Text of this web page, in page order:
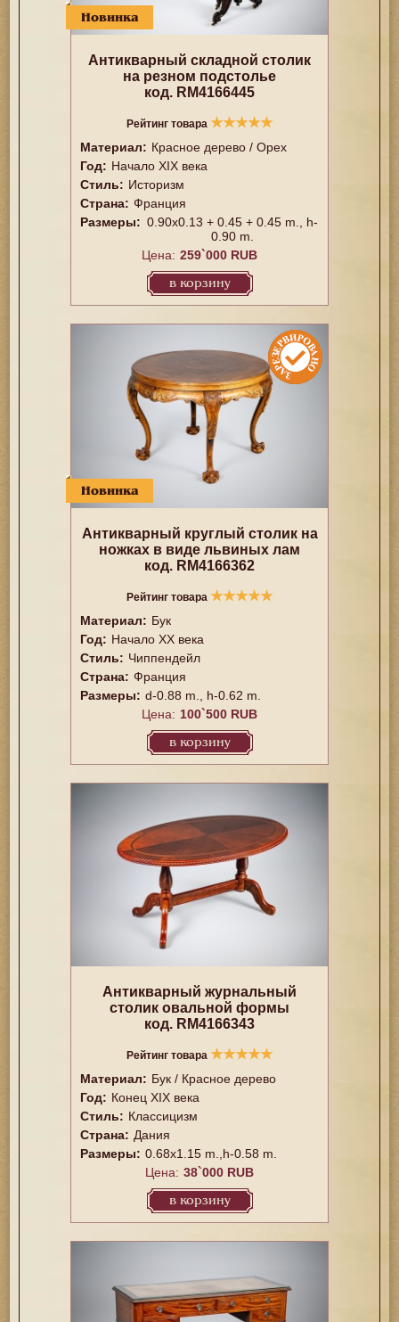
Новинка
Антикварный складной столик
на резном подстолье
код. RM4166445
Рейтинг товара ★★★★★
Материал: Красное дерево / Орех
Год: Начало XIX века
Стиль: Историзм
Страна: Франция
Размеры: 0.90x0.13 + 0.45 + 0.45 m., h-
0.90 m.
Цена: 259`000 RUB
в корзину
Новинка
Антикварный круглый столик на
ножках в виде львиных лам
код. RM4166362
Рейтинг товара ★★★★★
Материал: Бук
Год: Начало XX века
Стиль: Чиппендейл
Страна: Франция
Размеры: d-0.88 m., h-0.62 m.
Цена: 100`500 RUB
в корзину
Антикварный журнальный
столик овальной формы
код. RM4166343
Рейтинг товара ★★★★★
Материал: Бук / Красное дерево
Год: Конец XIX века
Стиль: Классицизм
Страна: Дания
Размеры: 0.68x1.15 m.,h-0.58 m.
Цена: 38`000 RUB
в корзину